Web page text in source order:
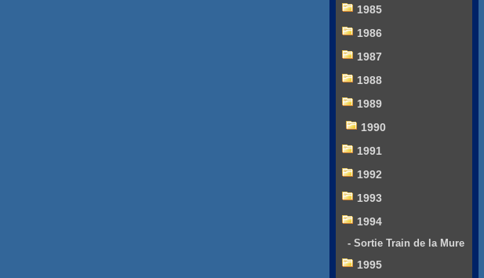
1985
1986
1987
1988
1989
1990
1991
1992
1993
1994
- Sortie Train de la Mure
1995